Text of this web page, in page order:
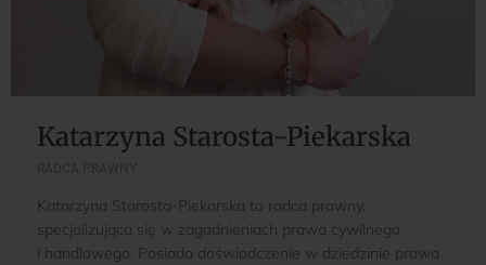
Katarzyna Starosta-Piekarska
Katarzyna Starosta-Piekarska to radca prawny,
specjalizująca się w zagadnieniach prawa cywilnego
i handlowego. Posiada doświadczenie w dziedzinie prawa